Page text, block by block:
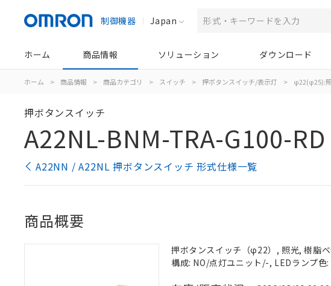
制御機器 Japan
ホーム 商品情報 ソリューション ダウンロード
ホーム > 商品情報 > 商品カテゴリ > スイッチ > 押ボタンスイッチ/表示灯 > φ22(φ25):
押ボタンスイッチ
A22NL-BNM-TRA-G100-RD
A22NN / A22NL 押ボタンスイッチ 形式仕様一覧
商品概要
押ボタンスイッチ（φ22）, 照光, 樹脂
構成: NO/点灯ユニット/-, LEDランプ